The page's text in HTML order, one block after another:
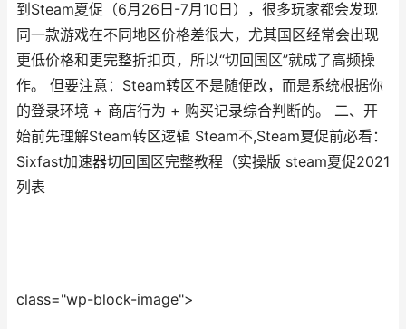
到Steam夏促（6月26日-7月10日），很多玩家都会发现
同一款游戏在不同地区价格差很大，尤其国区经常会出现
更低价格和更完整折扣页，所以“切回国区”就成了高频操
作。 但要注意：Steam转区不是随便改，而是系统根据你
的登录环境 + 商店行为 + 购买记录综合判断的。 二、开
始前先理解Steam转区逻辑 Steam不,Steam夏促前必看：
Sixfast加速器切回国区完整教程（实操版 steam夏促2021
列表
class="wp-block-image">